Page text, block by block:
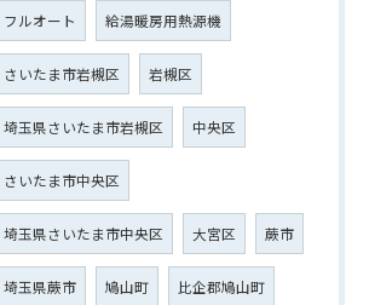
フルオート 給湯暖房用熱源機
さいたま市岩槻区 岩槻区
埼玉県さいたま市岩槻区 中央区
さいたま市中央区
埼玉県さいたま市中央区 大宮区 蕨市
埼玉県蕨市 鳩山町 比企郡鳩山町